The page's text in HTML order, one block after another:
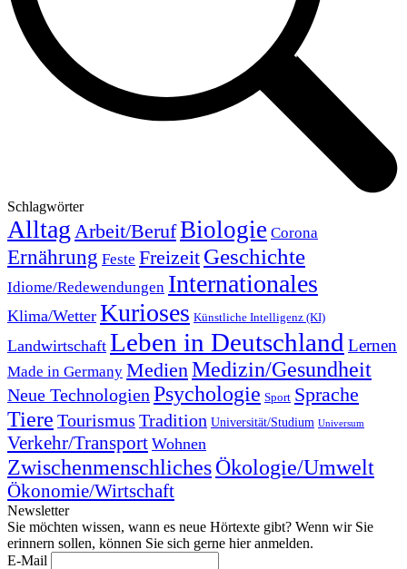
Schlagwörter
Alltag Arbeit/BerufBiologie Corona
Ernährung Feste Freizeit Geschichte
Idiome/Redewendungen Internationales
Klima/Wetter Kurioses Künstliche Intelligenz (KI)
Landwirtschaft Leben in Deutschland Lernen
Made in Germany Medien Medizin/Gesundheit
Neue Technologien Psychologie Sport Sprache
Tiere Tourismus Tradition Universität/Studium Universum
Verkehr/Transport Wohnen
ZwischenmenschlichesÖkologie/Umwelt
Ökonomie/Wirtschaft
Newsletter
Sie möchten wissen, wann es neue Hörtexte gibt? Wenn wir Sie
erinnern sollen, können Sie sich gerne hier anmelden.
E-Mail